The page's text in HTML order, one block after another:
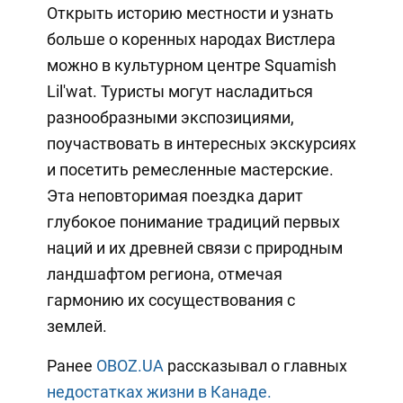
Открыть историю местности и узнать
больше о коренных народах Вистлера
можно в культурном центре Squamish
Lil'wat. Туристы могут насладиться
разнообразными экспозициями,
поучаствовать в интересных экскурсиях
и посетить ремесленные мастерские.
Эта неповторимая поездка дарит
глубокое понимание традиций первых
наций и их древней связи с природным
ландшафтом региона, отмечая
гармонию их сосуществования с
землей.
Ранее OBOZ.UA рассказывал о главных
недостатках жизни в Канаде.